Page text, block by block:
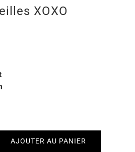
XOXO
AJOUTER AU PANIER